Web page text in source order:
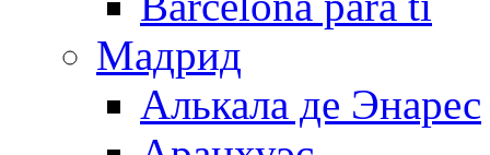
Мадрид
Алькала де Энарес